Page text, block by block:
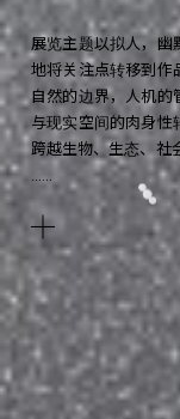
展览主题以拟人，幽
地将关注点转移到作
自然的边界，人机的
与现实空间的肉身
跨越生物、生态、社